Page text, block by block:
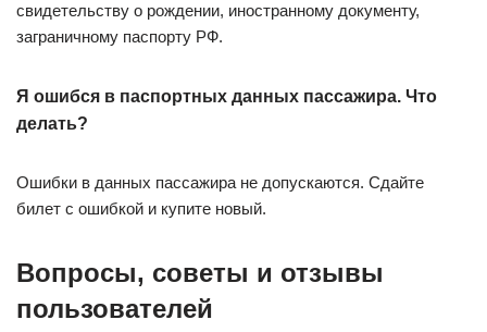
свидетельству о рождении, иностранному документу,
заграничному паспорту РФ.
Я ошибся в паспортных данных пассажира. Что
делать?
Ошибки в данных пассажира не допускаются. Сдайте
билет с ошибкой и купите новый.
Вопросы, советы и отзывы
пользователей